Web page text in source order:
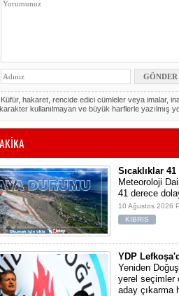
Küfür, hakaret, rencide edici cümleler veya imalar,
kullanılmayan ve büyük harflerle yazılmış
Sıcaklıklar
Meteoroloji
41 derece
10 Ağustos 2026
KIBRIS
YDP
Yeniden
yerel seçimler
aday çıkarma